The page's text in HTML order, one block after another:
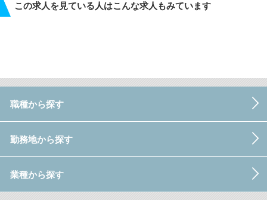
この求人を見ている人はこんな求人もみています
職種から探す
勤務地から探す
業種から探す